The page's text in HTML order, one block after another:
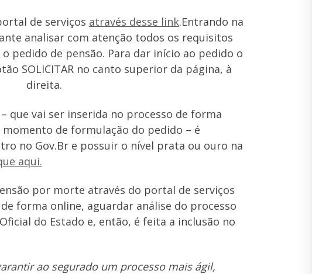
de serviços através desse link.Entrando na
analisar com atenção todos os requisitos
pedido de pensão. Para dar início ao pedido o
SOLICITAR no canto superior da página, à
direita.
que vai ser inserida no processo de forma
de formulação do pedido – é
no Gov.Br e possuir o nível prata ou ouro na
aqui.
por morte através do portal de serviços
forma online, aguardar análise do processo
do Estado e, então, é feita a inclusão no
ao segurado um processo mais ágil,